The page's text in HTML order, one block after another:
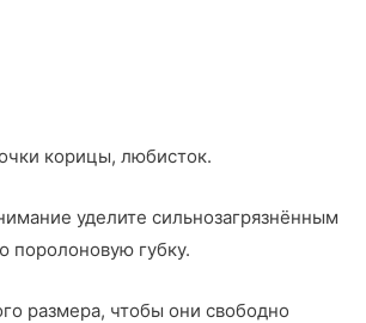
корицы, любисток.
уделите сильнозагрязнённым
поролоновую губку.
размера, чтобы они свободно